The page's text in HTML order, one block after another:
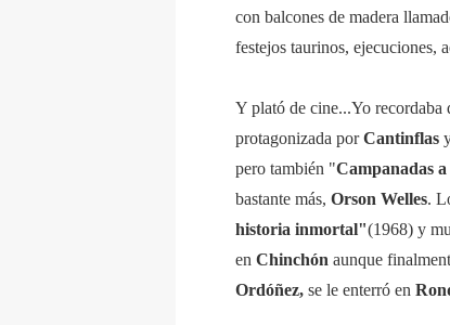
con balcones de madera
festejos taurinos, ejecuciones,
Y plató de cine...Yo recordaba
protagonizada porCantinflas
pero también "Campanadas
bastante más, Orson Welles.
historia inmortal"(1968) y
en Chinchón aunque
Ordóñez, se le enterró en